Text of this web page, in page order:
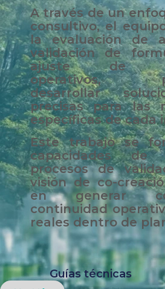
A través de un
consultivo, el
la evaluación de
validación de
ajuste de
operativos,
desarrollar
precisas para las
específicas de cada
Este trabajo se
capacidades de
procesos de
visión de co-
en generar
continuidad
reales dentro de
Guías técnicas